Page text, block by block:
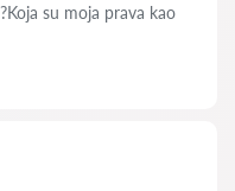
su moja prava kao